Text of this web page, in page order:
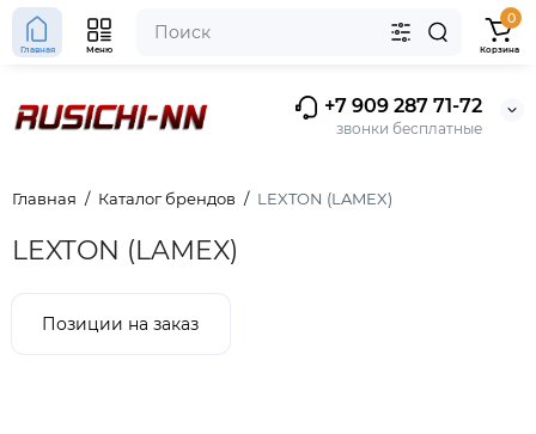
+7 909 287 71-72
звонки бесплатные
Главная Меню
0
Корзина
Главная Каталог брендов LEXTON (LAMEX)
LEXTON (LAMEX)
Позиции на заказ